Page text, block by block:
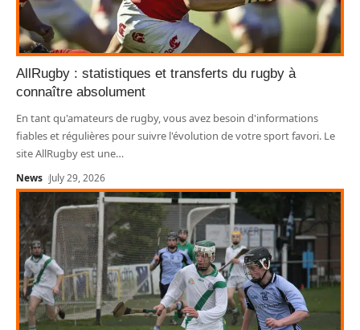
AllRugby : statistiques et transferts du rugby à
connaître absolument
En tant qu'amateurs de rugby, vous avez besoin d'informations
fiables et régulières pour suivre l'évolution de votre sport favori. Le
site AllRugby est une…
News July 29, 2026